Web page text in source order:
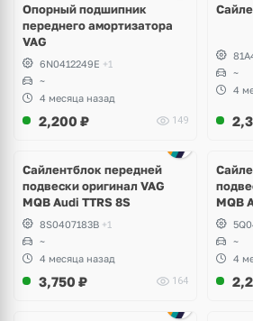
Опорный подшипник
переднего амортизатора
VAG
6N0412249E +1
~
4 месяца назад
2,200 ₽ 149
~
4
Сайлентблок передней
подвески оригинал VAG
MQB Audi TTRS 8S
8S0407183B +1
~
4 месяца назад
3,750 ₽ 164
MQB
Golf
~
4